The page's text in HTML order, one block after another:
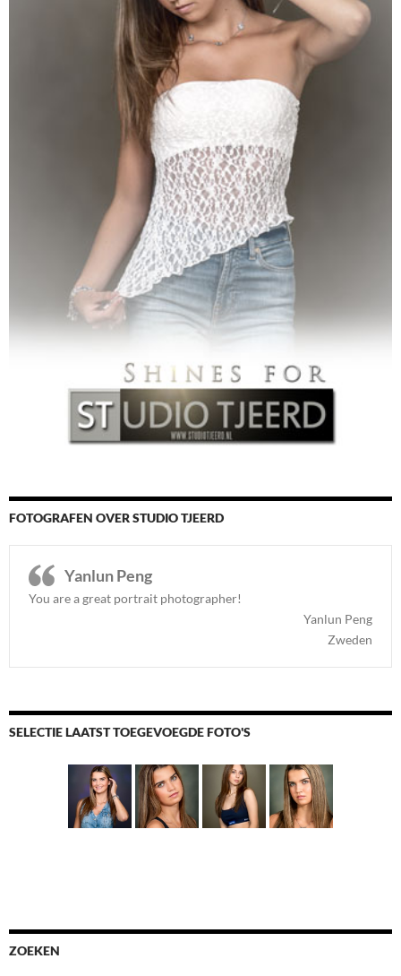
FOTOGRAFEN OVER STUDIO TJEERD
Yanlun Peng
You are a great portrait photographer!
Yanlun Peng
Zweden
SELECTIE LAATST TOEGEVOEGDE FOTO'S
ZOEKEN